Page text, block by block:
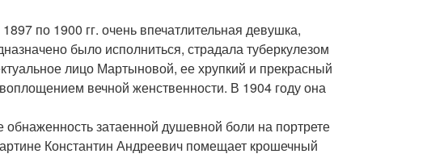
по 1900 гг. очень впечатлительная девушка,
было исполниться, страдала туберкулезом
лицо Мартыновой, ее хрупкий и прекрасный
вечной женственности. В 1904 году она
затаенной душевной боли на портрете
Константин Андреевич помещает крошечный